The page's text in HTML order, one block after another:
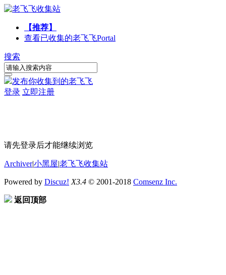
【推荐】
查看已收集的老飞飞Portal
搜索
发布你收集到的老飞飞
登录 立即注册
请先登录后才能继续浏览
Archiver|小黑屋|老飞飞收集站
Powered by Discuz! X3.4 © 2001-2018 Comsenz Inc.
返回顶部